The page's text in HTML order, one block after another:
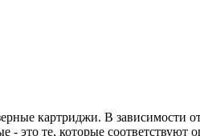
картриджи. В зависимости
те, которые соответствуют